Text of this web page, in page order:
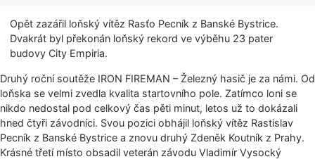
Opět zazářil loňský vítěz Rasťo Pecník z Banské Bystrice.
Dvakrát byl překonán loňský rekord ve výběhu 23 pater
budovy City Empiria.
Druhý roční soutěže IRON FIREMAN – Železný hasič je za námi. Od
loňska se velmi zvedla kvalita startovního pole. Zatímco loni se
nikdo nedostal pod celkový čas pěti minut, letos už to dokázali
hned čtyři závodníci. Svou pozici obhájil loňský vítěz Rastislav
Pecník z Banské Bystrice a znovu druhý Zdeněk Koutník z Prahy.
Krásné třetí místo obsadil veterán závodu Vladimír Vysocký